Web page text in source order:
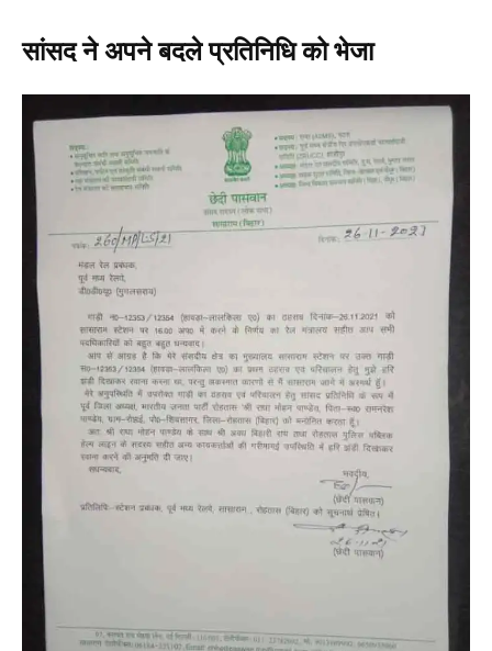
सांसद ने अपने बदले प्रतिनिधि को भेजा